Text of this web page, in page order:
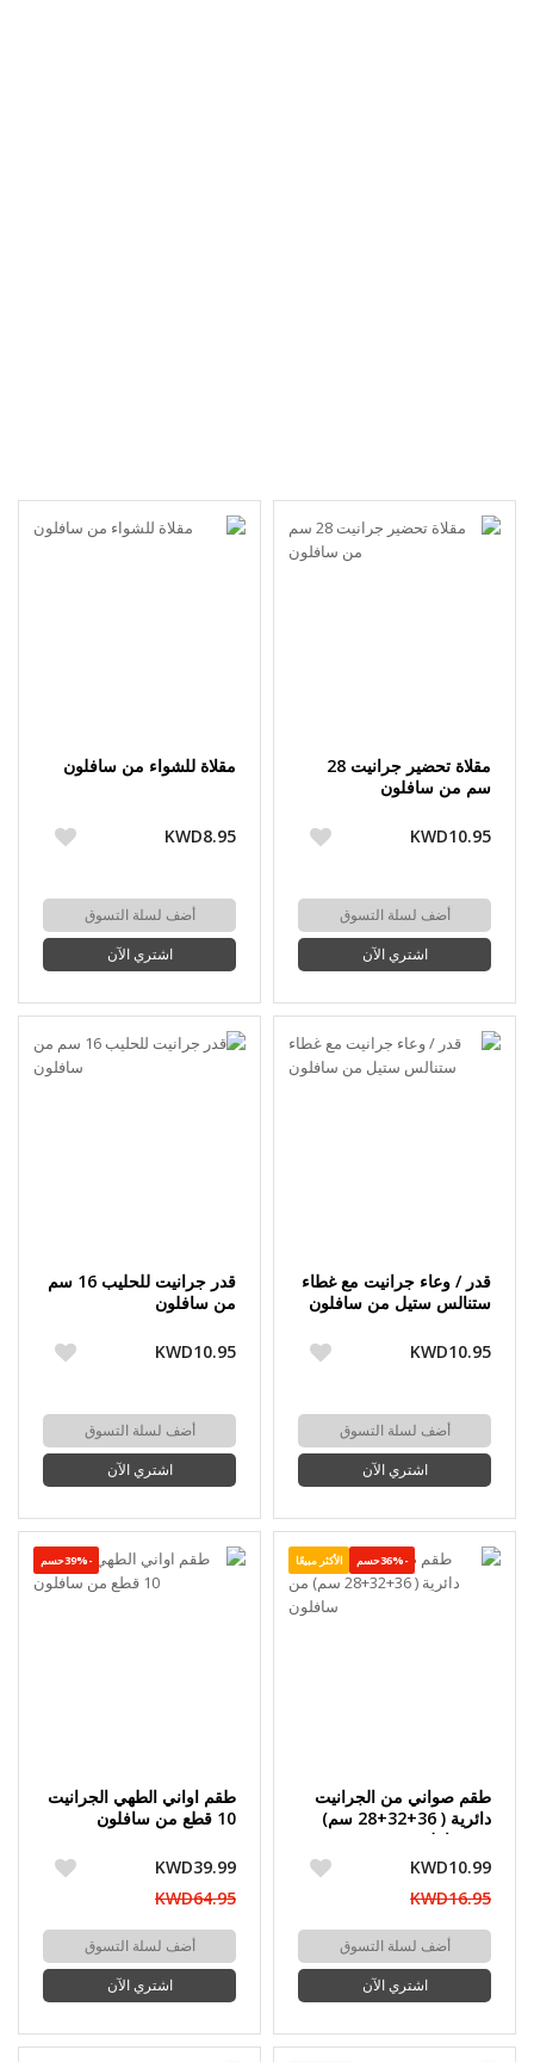
مقلاة تحضير جرانيت 28
سم من سافلون
KWD10.95
أضف لسلة التسوق
اشتري الآن
مقلاة للشواء من سافلون
KWD8.95
أضف لسلة التسوق
اشتري الآن
قدر / وعاء جرانيت مع غطاء
ستنالس ستيل من سافلون
KWD10.95
أضف لسلة التسوق
اشتري الآن
قدر جرانيت للحليب 16 سم
من سافلون
KWD10.95
أضف لسلة التسوق
اشتري الآن
-36%حسم الأكثر مبيعًا
طقم صواني من الجرانيت
دائرية ( 36+32+28 سم)
من سافلون
KWD10.99
KWD16.95
أضف لسلة التسوق
اشتري الآن
-39%حسم
طقم اواني الطهي الجرانيت
10 قطع من سافلون
KWD39.99
KWD64.95
أضف لسلة التسوق
اشتري الآن